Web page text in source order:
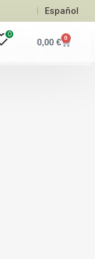
Español
0
0,00 € 0